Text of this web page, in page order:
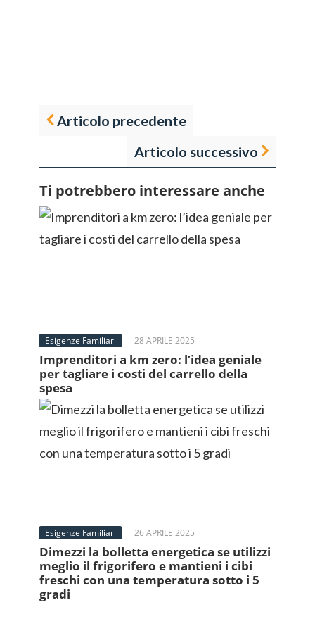
Articolo precedente
Articolo successivo
Ti potrebbero interessare anche
Esigenze Familiari 28 APRILE 2025
Imprenditori a km zero: l’idea geniale
per tagliare i costi del carrello della
spesa
Esigenze Familiari 26 APRILE 2025
Dimezzi la bolletta energetica se utilizzi
meglio il frigorifero e mantieni i cibi
freschi con una temperatura sotto i 5
gradi